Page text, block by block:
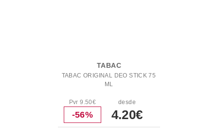
TABAC
TABAC ORIGINAL DEO STICK 75
ML
Pvr 9.50€
-56%
desde
4.20€